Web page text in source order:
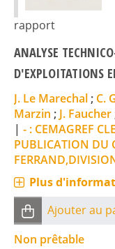
rapport
ANALYSE
D'EXPLOITATIONS
J. Le Marechal ; C.
Marzin ; J. Faucher
| - : CEMAGREF
PUBLICATION DU
Plus
Ajouter au
Non prêtable